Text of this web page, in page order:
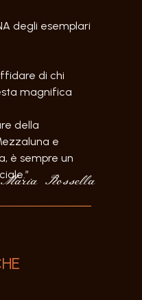
degli esemplari
di chi
magnifica
della
e
è sempre un
Rossella